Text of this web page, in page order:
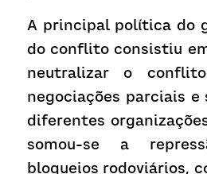
A principal política do
do conflito consistiu
neutralizar o
negociações parciais e
diferentes
somou-se a
bloqueios rodoviários,